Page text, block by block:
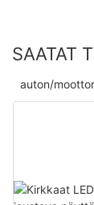
SAATAT
auton/